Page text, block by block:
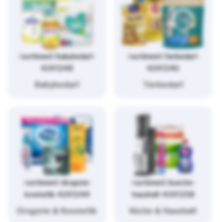
/sortiment/babybedarf-
4261248
Babybedarf
/sortiment/tierbedarf-
4261246
Tierbedarf
/sortiment/drogerie-
kosmetik-4261244
Drogerie & Kosmetik
/sortiment/kueche-
haushalt-4261258
Küche & Haushalt